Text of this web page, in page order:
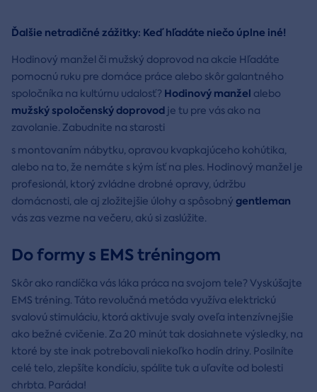
Ďalšie netradičné zážitky: Keď hľadáte niečo úplne iné!
Hodinový manžel či mužský doprovod na akcie Hľadáte
pomocnú ruku pre domáce práce alebo skôr galantného
spoločníka na kultúrnu udalosť? Hodinový manžel alebo
mužský spoločenský doprovod je tu pre vás ako na
zavolanie. Zabudnite na starosti
s montovaním nábytku, opravou kvapkajúceho kohútika,
alebo na to, že nemáte s kým ísť na ples. Hodinový manžel je
profesionál, ktorý zvládne drobné opravy, údržbu
domácnosti, ale aj zložitejšie úlohy a spôsobný gentleman
vás zas vezme na večeru, akú si zaslúžite.
Do formy s EMS tréningom
Skôr ako randíčka vás láka práca na svojom tele? Vyskúšajte
EMS tréning. Táto revolučná metóda využíva elektrickú
svalovú stimuláciu, ktorá aktivuje svaly oveľa intenzívnejšie
ako bežné cvičenie. Za 20 minút tak dosiahnete výsledky, na
ktoré by ste inak potrebovali niekoľko hodín driny. Posilníte
celé telo, zlepšíte kondíciu, spálite tuk a uľavíte od bolesti
chrbta. Paráda!